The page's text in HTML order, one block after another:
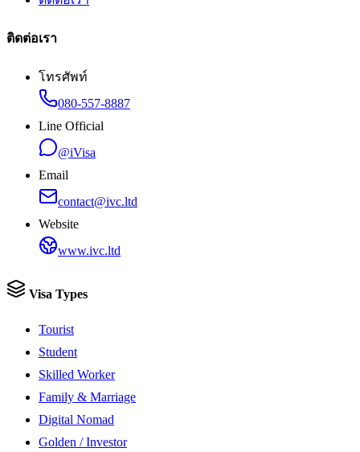
ติดต่อเรา
โทรศัพท์
080-557-8887
Line Official
@iVisa
Email
contact@ivc.ltd
Website
www.ivc.ltd
Visa Types
Tourist
Student
Skilled Worker
Family & Marriage
Digital Nomad
Golden / Investor